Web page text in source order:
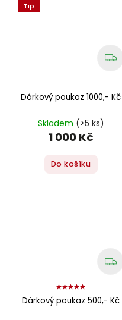
Tip
Dárkový poukaz 1000,- Kč
Skladem (>5 ks)
1 000 Kč
Do košíku
Dárkový poukaz 500,- Kč